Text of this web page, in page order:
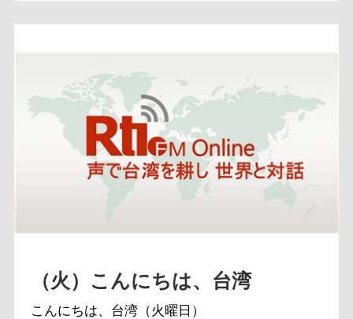
（火）こんにちは、台湾
こんにちは、台湾（火曜日）